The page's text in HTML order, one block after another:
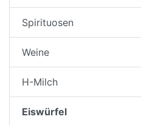
Spirituosen
Weine
H-Milch
Eiswürfel